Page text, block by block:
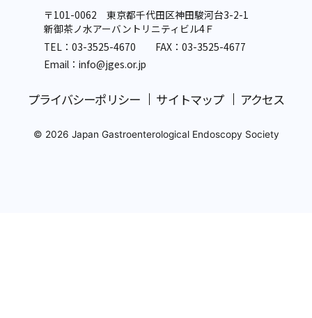
〒101-0062 東京都千代田区神田駿河台3-2-1
新御茶ノ水アーバントリニティビル4Ｆ
TEL：03-3525-4670 FAX：03-3525-4677
Email：info@jges.or.jp
プライバシーポリシー サイトマップ アクセス
© 2026 Japan Gastroenterological Endoscopy Society